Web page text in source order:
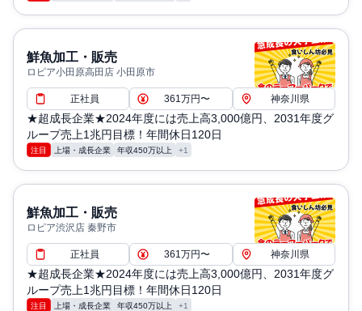
鮮魚加工・販売
ロピア小田原高田店 小田原市
正社員 361万円〜 神奈川県
★超成長企業★2024年度には売上高3,000億円、2031年度グ
ループ売上1兆円目標！年間休日120日
注目 上場・成長企業 年収450万以上 +1
鮮魚加工・販売
ロピア渋沢店 秦野市
正社員 361万円〜 神奈川県
★超成長企業★2024年度には売上高3,000億円、2031年度グ
ループ売上1兆円目標！年間休日120日
注目 上場・成長企業 年収450万以上 +1